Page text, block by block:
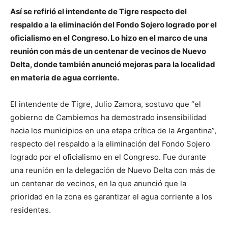
Así se refirió el intendente de Tigre respecto del
respaldo a la eliminación del Fondo Sojero logrado por el
oficialismo en el Congreso. Lo hizo en el marco de una
reunión con más de un centenar de vecinos de Nuevo
Delta, donde también anunció mejoras para la localidad
en materia de agua corriente.
El intendente de Tigre, Julio Zamora, sostuvo que “el
gobierno de Cambiemos ha demostrado insensibilidad
hacia los municipios en una etapa crítica de la Argentina”,
respecto del respaldo a la eliminación del Fondo Sojero
logrado por el oficialismo en el Congreso. Fue durante
una reunión en la delegación de Nuevo Delta con más de
un centenar de vecinos, en la que anunció que la
prioridad en la zona es garantizar el agua corriente a los
residentes.